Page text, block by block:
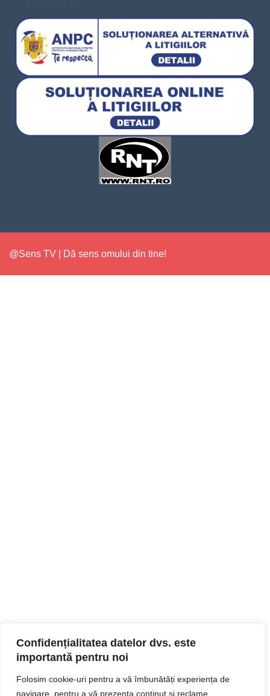
Confidențialitatea datelor dvs. este
importantă pentru noi
Folosim cookie-uri pentru a vă îmbunătăți experiența de
navigare, pentru a vă prezenta conținut și reclame
@Sens TV | Dă sens omului din tine!